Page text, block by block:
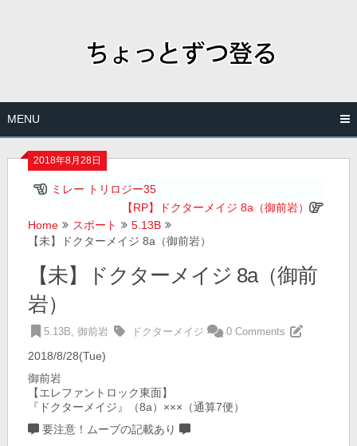
MENU
2018年8月28日
ミレー トリロジー35
【RP】ドクターメイジ 8a（御前岩）
Home
スポート
5.13B
【未】ドクターメイジ 8a（御前岩）
【未】ドクターメイジ 8a（御前
岩）
5.13B,御前岩 ドクターメイジ 0 Comments
2018/8/28(Tue)
御前岩
【エレファントロック東面】
『ドクターメイジ』（8a）×××（通算7便）
要注意！ムーブの記載あり